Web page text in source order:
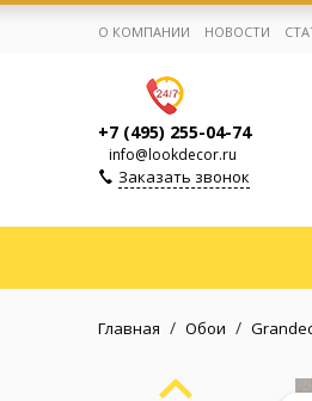
Корзина:0
Избранное:0
Каталог
О КОМПАНИИ НОВОСТИ
+7 (495) 255-04-74
info@lookdecor.ru
Заказать звонок
Главная / Обои /